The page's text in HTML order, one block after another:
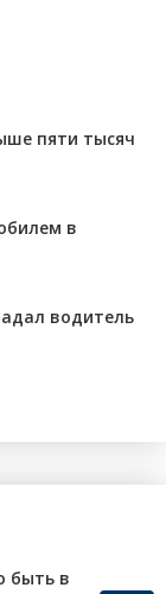
пяти тысяч
в
водитель
быть в